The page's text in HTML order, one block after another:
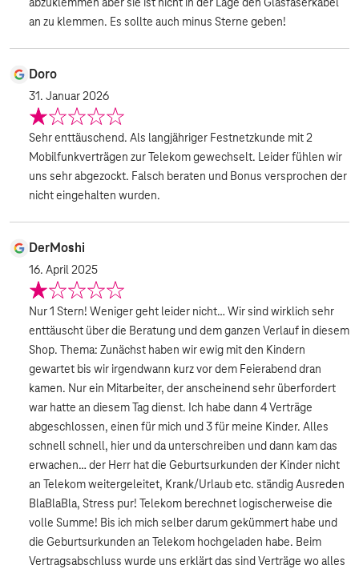
abzuklemmen aber sie ist nicht in der Lage den Glasfaserkabel
an zu klemmen. Es sollte auch minus Sterne geben!
Doro
31. Januar 2026
Sehr enttäuschend. Als langjähriger Festnetzkunde mit 2
Mobilfunkverträgen zur Telekom gewechselt. Leider fühlen wir
uns sehr abgezockt. Falsch beraten und Bonus versprochen der
nicht eingehalten wurden.
DerMoshi
16. April 2025
Nur 1 Stern! Weniger geht leider nicht… Wir sind wirklich sehr
enttäuscht über die Beratung und dem ganzen Verlauf in diesem
Shop. Thema: Zunächst haben wir ewig mit den Kindern
gewartet bis wir irgendwann kurz vor dem Feierabend dran
kamen. Nur ein Mitarbeiter, der anscheinend sehr überfordert
war hatte an diesem Tag dienst. Ich habe dann 4 Verträge
abgeschlossen, einen für mich und 3 für meine Kinder. Alles
schnell schnell, hier und da unterschreiben und dann kam das
erwachen… der Herr hat die Geburtsurkunden der Kinder nicht
an Telekom weitergeleitet, Krank/Urlaub etc. ständig Ausreden
BlaBlaBla, Stress pur! Telekom berechnet logischerweise die
volle Summe! Bis ich mich selber darum gekümmert habe und
die Geburtsurkunden an Telekom hochgeladen habe. Beim
Vertragsabschluss wurde uns erklärt das sind Verträge wo alles